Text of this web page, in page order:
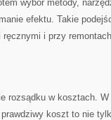
wybór metody,
efektu. Takie
i przy
rozsądku w kosztach.
koszt to nie